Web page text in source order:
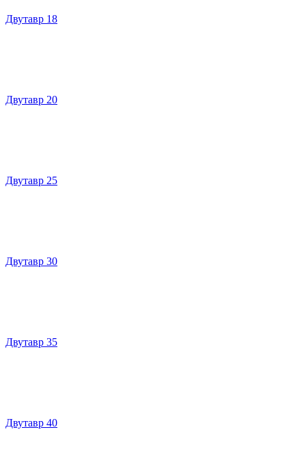
Двутавр 18
Двутавр 20
Двутавр 25
Двутавр 30
Двутавр 35
Двутавр 40